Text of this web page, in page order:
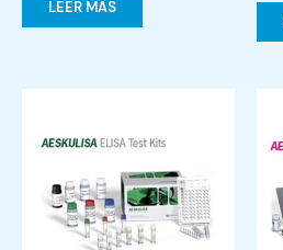
LEER MÁS